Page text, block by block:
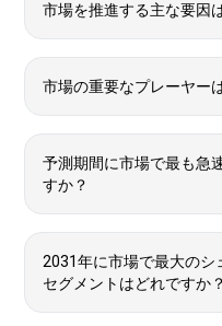
市場を推進する主な要因
市場の重要なプレーヤー
予測期間に市場で最も急
すか？
2031年に市場で最大のシ
セグメントはどれですか？